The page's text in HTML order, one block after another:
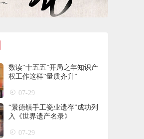
数读“十五五”开局之年知识产
权工作这样“量质齐升”
07-29
“景德镇手工瓷业遗存”成功列
入《世界遗产名录》
07-29